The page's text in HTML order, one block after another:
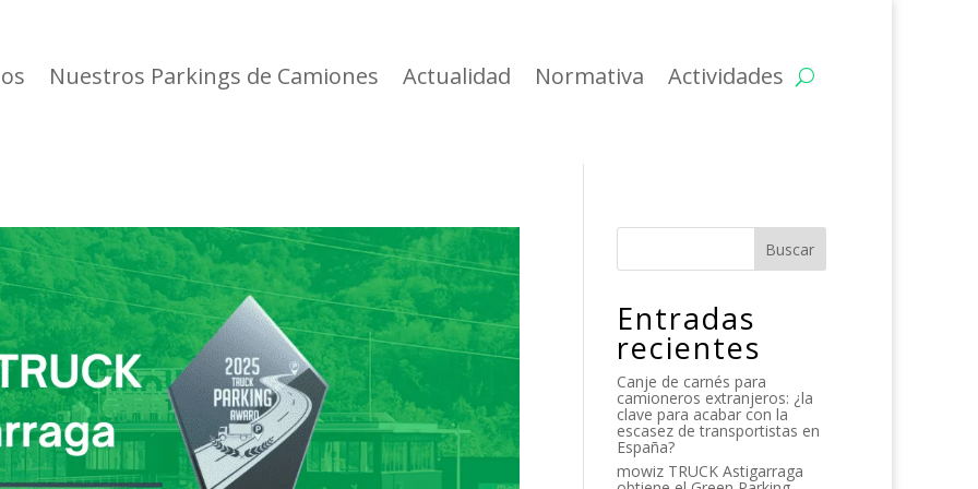
Nuestros Parkings de Camiones Actualidad Normativa Actividades
Buscar
Entradas
recientes
Canje de carnés para
camioneros extranjeros: ¿la
clave para acabar con la
escasez de transportistas en
España?
mowiz TRUCK Astigarraga